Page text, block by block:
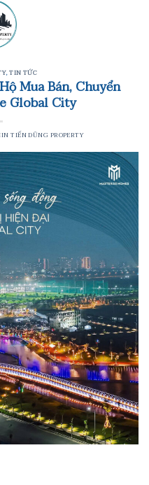
,TIN TỨC
Mua Bán, Chuyển
Global City
TIẾN DŨNG PROPERTY